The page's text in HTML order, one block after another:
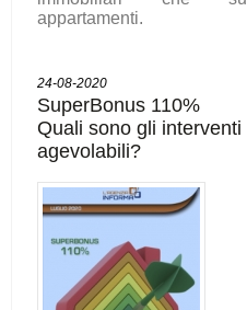
appartamenti.
24-08-2020
SuperBonus 110%
Quali sono gli interventi
agevolabili?